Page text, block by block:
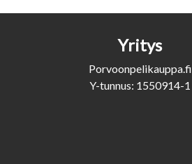
Yritys
Porvoonpelikauppa.fi
Y-tunnus: 1550914-1